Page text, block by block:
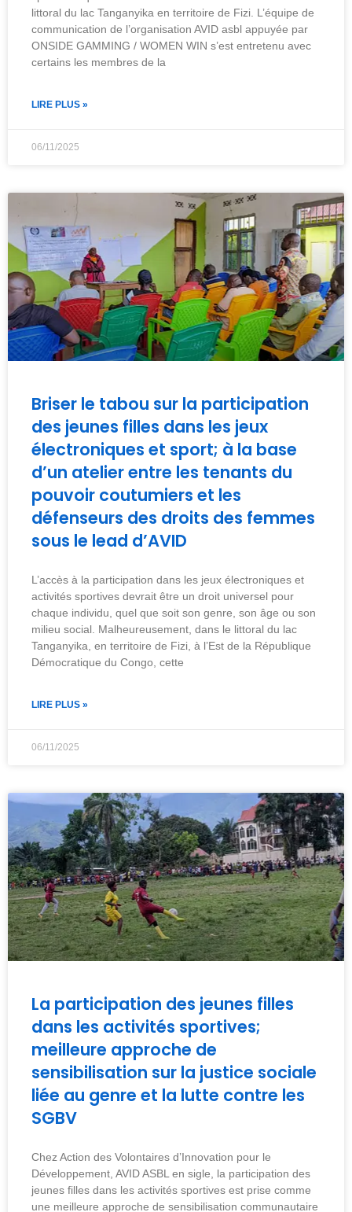
littoral du lac Tanganyika en territoire de Fizi. L’équipe de
communication de l’organisation AVID asbl appuyée par
ONSIDE GAMMING / WOMEN WIN s’est entretenu avec
certains les membres de la
LIRE PLUS »
06/11/2025
Briser le tabou sur la participation
des jeunes filles dans les jeux
électroniques et sport; à la base
d’un atelier entre les tenants du
pouvoir coutumiers et les
défenseurs des droits des femmes
sous le lead d’AVID
L’accès à la participation dans les jeux électroniques et
activités sportives devrait être un droit universel pour
chaque individu, quel que soit son genre, son âge ou son
milieu social. Malheureusement, dans le littoral du lac
Tanganyika, en territoire de Fizi, à l’Est de la République
Démocratique du Congo, cette
LIRE PLUS »
06/11/2025
La participation des jeunes filles
dans les activités sportives;
meilleure approche de
sensibilisation sur la justice sociale
liée au genre et la lutte contre les
SGBV
Chez Action des Volontaires d’Innovation pour le
Développement, AVID ASBL en sigle, la participation des
jeunes filles dans les activités sportives est prise comme
une meilleure approche de sensibilisation communautaire